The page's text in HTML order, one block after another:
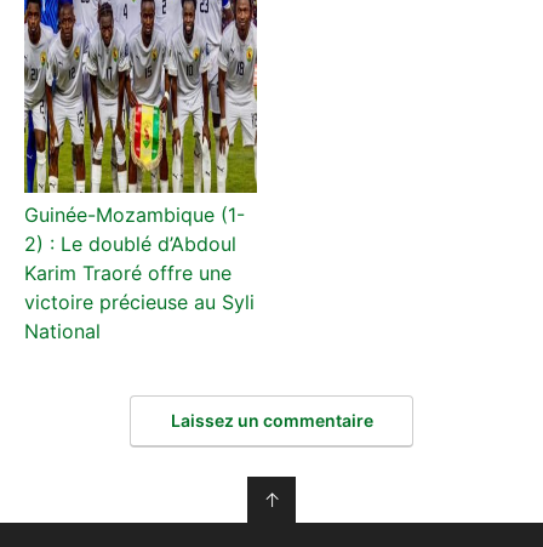
Guinée-Mozambique (1-
2) : Le doublé d’Abdoul
Karim Traoré offre une
victoire précieuse au Syli
National
Laissez un commentaire
↑